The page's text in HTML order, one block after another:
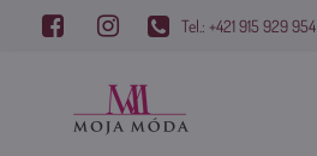
Tel.: +421 915 929 954